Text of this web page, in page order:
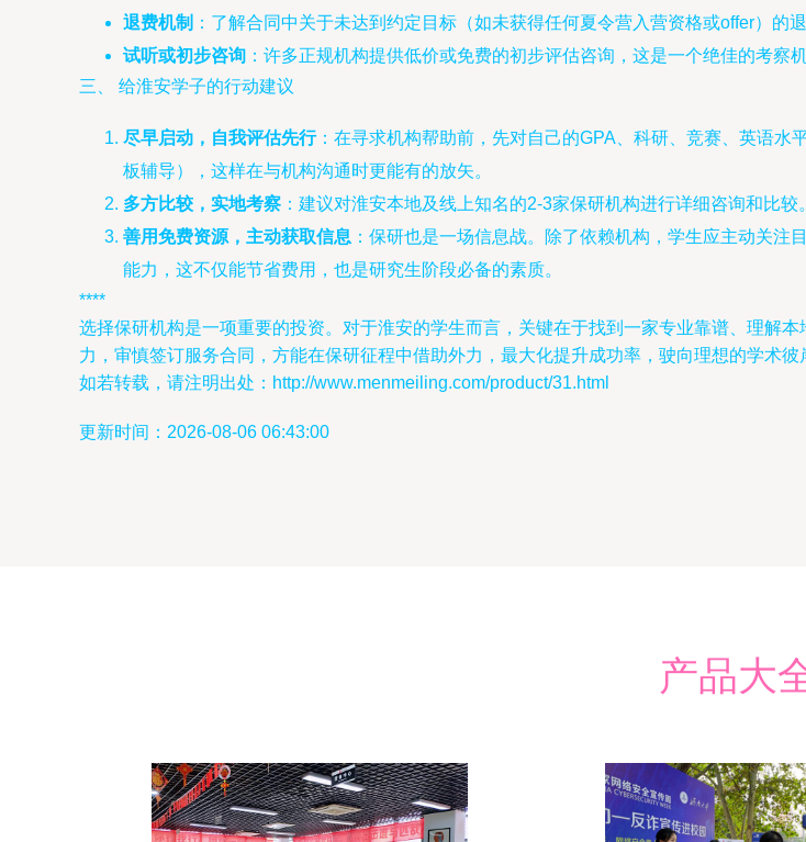
退费机制 ：了解合同中关于未达到约定目标（如未获得任何夏令营入营资格或offer）的
试听或初步咨询 ：许多正规机构提供低价或免费的初步评估咨询，这是一个绝佳的考察
三、 给淮安学子的行动建议
尽早启动，自我评估先行：在寻求机构帮助前，先对自己的GPA、科研、竞赛、英语
板辅导），这样在与机构沟通时更能有的放矢。
多方比较，实地考察 ：建议对淮安本地及线上知名的2-3家保研机构进行详细咨询和比
善用免费资源，主动获取信息 ：保研也是一场信息战。除了依赖机构，学生应主动关
能力，这不仅能节省费用，也是研究生阶段必备的素质。
****
选择保研机构是一项重要的投资。对于淮安的学生而言，关键在于找到一家专业靠谱、理解
力，审慎签订服务合同，方能在保研征程中借助外力，最大化提升成功率，驶向理想的学术彼
如若转载，请注明出处：http://www.menmeiling.com/product/31.html
更新时间：2026-08-06 06:43:00
产品大